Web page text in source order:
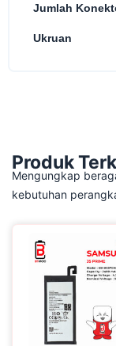
Jumlah
Ukruan
Produk
Mengungkap
kebutuhan